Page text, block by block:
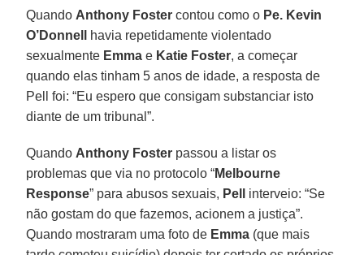
Quando Anthony Foster contou como o Pe. Kevin
O’Donnell
havia repetidamente violentado
sexualmente Emma e Katie Foster, a começar
quando elas tinham 5 anos de idade, a resposta de
Pell foi: “Eu espero que consigam substanciar isto
diante de um tribunal”.
Quando Anthony Foster passou a listar os
problemas que via no protocolo “Melbourne
Response” para abusos sexuais, Pell
interveio: “Se
não gostam do que fazemos, acionem a justiça”.
Quando mostraram uma foto de Emma (que mais